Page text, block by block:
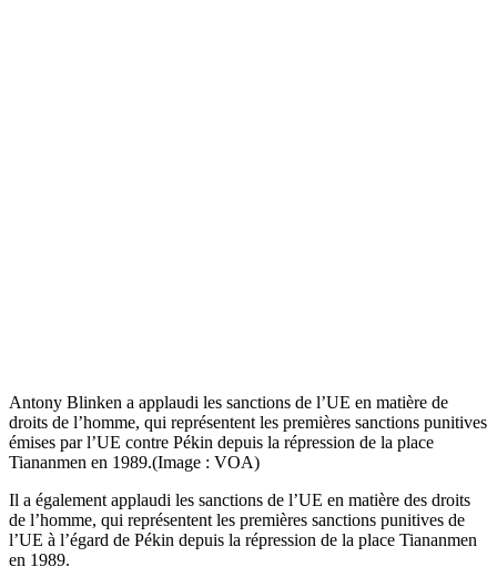
Antony Blinken a applaudi les sanctions de l’UE en matière de
droits de l’homme, qui représentent les premières sanctions punitives
émises par l’UE contre Pékin depuis la répression de la place
Tiananmen en 1989.(Image : VOA)
Il a également applaudi les sanctions de l’UE en matière des droits
de l’homme, qui représentent les premières sanctions punitives de
l’UE à l’égard de Pékin depuis la répression de la place Tiananmen
en 1989.